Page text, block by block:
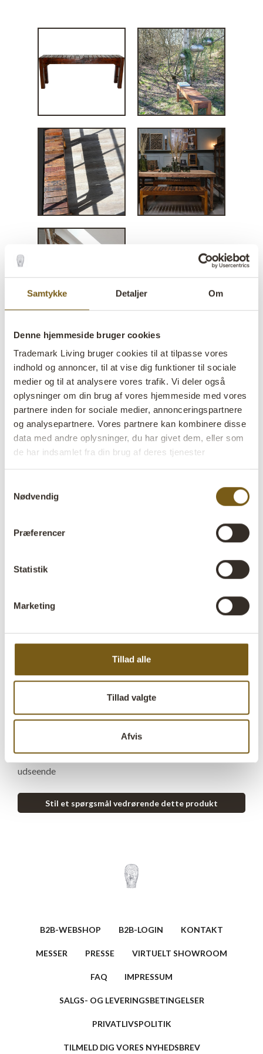
Samtykke Detaljer Om
Denne hjemmeside bruger cookies
Trademark Living bruger cookies til at tilpasse vores
indhold og annoncer, til at vise dig funktioner til sociale
medier og til at analysere vores trafik. Vi deler også
oplysninger om din brug af vores hjemmeside med vores
partnere inden for sociale medier, annonceringspartnere
og analysepartnere. Vores partnere kan kombinere disse
data med andre oplysninger, du har givet dem, eller som
de har indsamlet fra din brug af deres tjenester
Nødvendig
Præferencer
Statistik
Marketing
Tillad alle
Tillad valgte
Afvis
Clark træbænk i
genbrugstræ - med lameller
lens På lager
Varenr: SG1811
Colli: 1 Stk
VIGTIGT hvert produkt er unik i farve og finish
Find forhandler
tilføjelse til hjemmet. Den solide trækonstruktion gør
bænken stabil og robust, hvilket gør den egnet til
hverdagsbrug. Anvend bænken som siddeplads i
eller entreen - mulighederne er mange. Træ på stribe: De
tværgående lameller, giver bænken et elegant og unikt
udseende
Stil et spørgsmål vedrørende dette produkt
B2B-WEBSHOP B2B-LOGIN KONTAKT
MESSER PRESSE VIRTUELT SHOWROOM
FAQ IMPRESSUM
SALGS- OG LEVERINGSBETINGELSER
PRIVATLIVSPOLITIK
TILMELD DIG VORES NYHEDSBREV